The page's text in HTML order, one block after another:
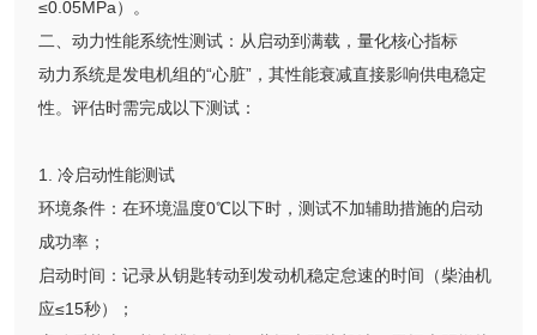
≤0.05MPa）。
二、动力性能系统性测试：从启动到满载，量化核心指标
动力系统是发电机组的“心脏”，其性能衰减直接影响供电稳定
性。评估时需完成以下测试：
1. 冷启动性能测试
环境条件：在环境温度0℃以下时，测试不加辅助措施的启动
成功率；
启动时间：记录从钥匙转动到发动机稳定怠速的时间（柴油机
应≤15秒）；